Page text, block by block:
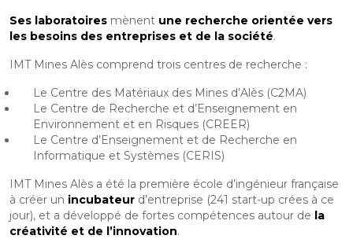
Ses laboratoires mènent une recherche orientée vers
les besoins des entreprises et de la société.
IMT Mines Alès comprend trois centres de recherche :
Le Centre des Matériaux des Mines d’Alès (C2MA)
Le Centre de Recherche et d’Enseignement en
Environnement et en Risques (CREER)
Le Centre d’Enseignement et de Recherche en
Informatique et Systèmes (CERIS)
IMT Mines Alès a été la première école d’ingénieur française
à créer un incubateur d’entreprise (241 start-up crées à ce
jour), et a développé de fortes compétences autour de la
créativité et de l’innovation.